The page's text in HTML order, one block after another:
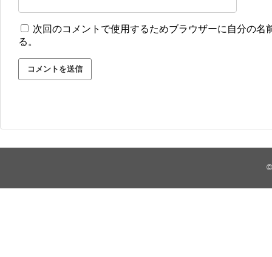
次回のコメントで使用するためブラウザーに自分の名
る。